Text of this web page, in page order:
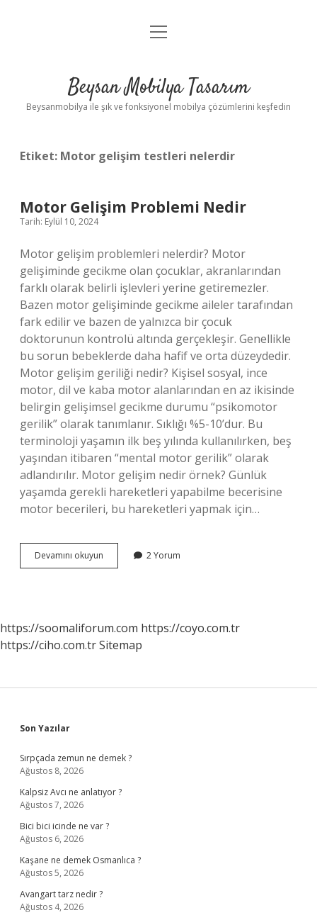
Anasayfa
Yasal Uyarı
menüyü
Beysan Mobilya Tasarım
Beysanmobilya ile şık ve fonksiyonel mobilya çözümlerini keşfedin
Etiket: Motor gelişim testleri nelerdir
Motor Gelişim Problemi Nedir
Tarih: Eylül 10, 2024
Motor gelişim problemleri nelerdir? Motor
gelişiminde gecikme olan çocuklar, akranlarından
farklı olarak belirli işlevleri yerine getiremezler.
Bazen motor gelişiminde gecikme aileler tarafından
fark edilir ve bazen de yalnızca bir çocuk
doktorunun kontrolü altında gerçekleşir. Genellikle
bu sorun bebeklerde daha hafif ve orta düzeydedir.
Motor gelişim geriliği nedir? Kişisel sosyal, ince
motor, dil ve kaba motor alanlarından en az ikisinde
belirgin gelişimsel gecikme durumu “psikomotor
gerilik” olarak tanımlanır. Sıklığı %5-10’dur. Bu
terminoloji yaşamın ilk beş yılında kullanılırken, beş
yaşından itibaren “mental motor gerilik” olarak
adlandırılır. Motor gelişim nedir örnek? Günlük
yaşamda gerekli hareketleri yapabilme becerisine
motor becerileri, bu hareketleri yapmak için…
Devamını okuyun
Gelişim
2 Yorum
https://soomaliforum.com https://coyo.com.tr
https://ciho.com.trSitemap
Sidebar
Son Yazılar
Sırpçada zemun ne demek ?
Ağustos 8, 2026
Kalpsiz Avcı ne anlatıyor ?
Ağustos 7, 2026
Bici bici icinde ne var ?
Ağustos 6, 2026
Kaşane ne demek Osmanlıca ?
Ağustos 5, 2026
Avangart tarz nedir ?
Ağustos 4, 2026